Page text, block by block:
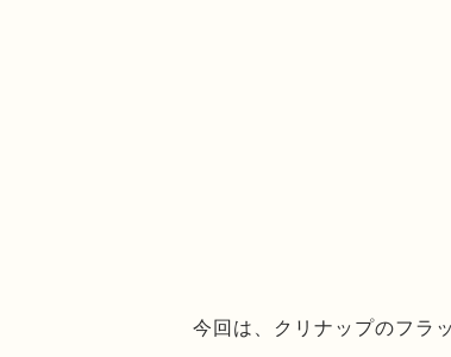
今回は、クリナップのフラ